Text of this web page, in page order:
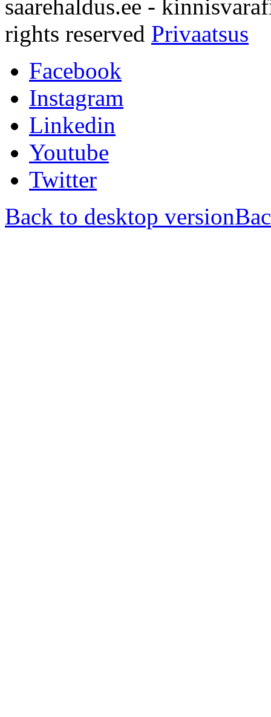
saarehaldus.ee -
rights reserved Privaatsus
Facebook
Instagram
Linkedin
Youtube
Twitter
Back to desktop version